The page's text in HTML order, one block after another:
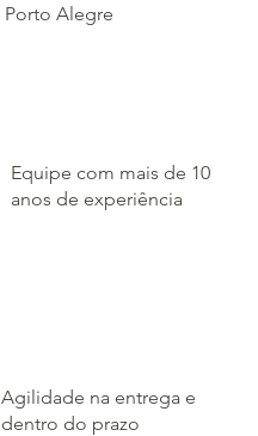
Porto Alegre
Equipe com mais de 10
anos de experiência
Agilidade na entrega e
dentro do prazo